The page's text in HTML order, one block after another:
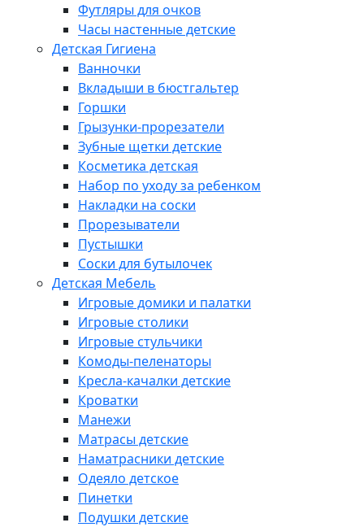
Футляры для очков
Часы настенные детские
Детская Гигиена
Ванночки
Вкладыши в бюстгальтер
Горшки
Грызунки-прорезатели
Зубные щетки детские
Косметика детская
Набор по уходу за ребенком
Накладки на соски
Прорезыватели
Пустышки
Соски для бутылочек
Детская Мебель
Игровые домики и палатки
Игровые столики
Игровые стульчики
Комоды-пеленаторы
Кресла-качалки детские
Кроватки
Манежи
Матрасы детские
Наматрасники детские
Одеяло детское
Пинетки
Подушки детские